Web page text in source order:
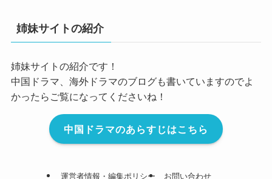
姉妹サイトの紹介
姉妹サイトの紹介です！
中国ドラマ、海外ドラマのブログも書いていますのでよ
かったらご覧になってくださいね！
中国ドラマのあらすじはこちら
運営者情報・編集ポリシー お問い合わせ